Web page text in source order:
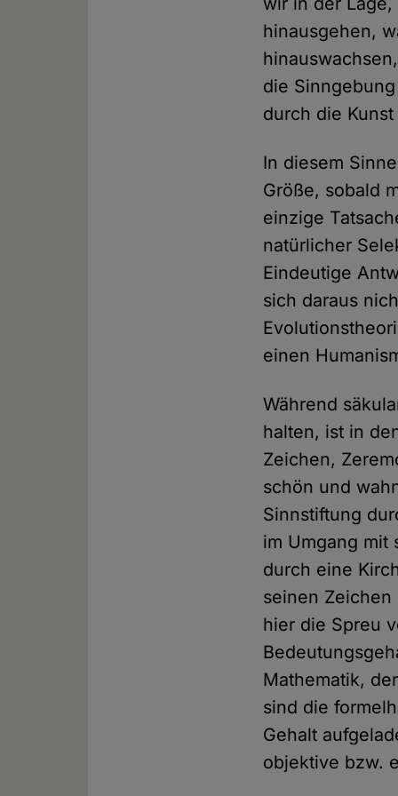
hinausgehen,
die
durch die
In diesem
Größe, sobald
einzige
natürlicher
Eindeutige
sich daraus
einen
Während
halten, ist in
Zeichen,
schön und
Sinnstiftung
im Umgang mit
durch eine
seinen
hier die Spreu
Mathematik,
sind die
Gehalt
objektive bzw.